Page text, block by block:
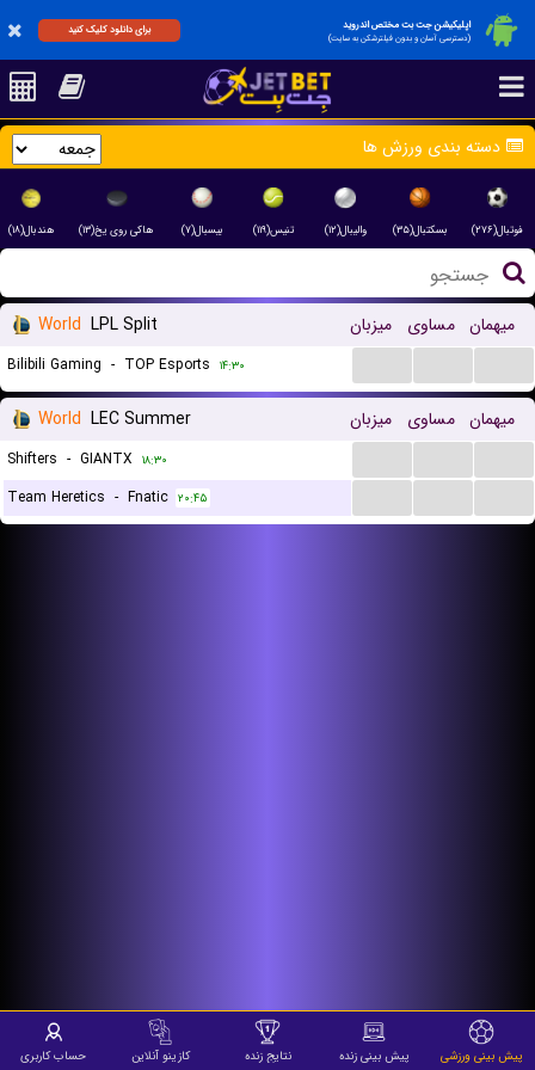
اپلیکیشن جت بت مختص اندروید
(دسترسی آسان و بدون فیلترشکن به سایت)
برای دانلود کلیک کنید
دسته بندی ورزش ها
فوتبال(۲۷۶) بسکتبال(۳۵) والیبال(۱۲) تنیس(۱۱۹) بیسبال(۷) هاکی روی یخ(۱۳) هندبال(۱۸)
World LPL Split میزبان مساوی میهمان
Bilibili Gaming - TOP Esports ۱۴:۳۰
World LEC Summer میزبان مساوی میهمان
Shifters - GIANTX ۱۸:۳۰
Team Heretics - Fnatic ۲۰:۴۵
پیش بینی ورزشی پیش بینی زنده نتایج زنده کازینو آنلاین حساب کاربری